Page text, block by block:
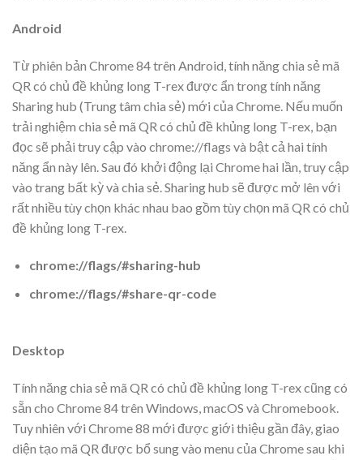
Android
Từ phiên bản Chrome 84 trên Android, tính năng chia sẻ mã
QR có chủ đề khủng long T-rex được ẩn trong tính năng
Sharing hub (Trung tâm chia sẻ) mới của Chrome. Nếu muốn
trải nghiệm chia sẻ mã QR có chủ đề khủng long T-rex, bạn
đọc sẽ phải truy cập vào chrome://flags và bật cả hai tính
năng ẩn này lên. Sau đó khởi động lại Chrome hai lần, truy cập
vào trang bất kỳ và chia sẻ. Sharing hub sẽ được mở lên với
rất nhiều tùy chọn khác nhau bao gồm tùy chọn mã QR có chủ
đề khủng long T-rex.
chrome://flags/#sharing-hub
chrome://flags/#share-qr-code
Desktop
Tính năng chia sẻ mã QR có chủ đề khủng long T-rex cũng có
sẵn cho Chrome 84 trên Windows, macOS và Chromebook.
Tuy nhiên với Chrome 88 mới được giới thiệu gần đây, giao
diện tạo mã QR được bổ sung vào menu của Chrome sau khi